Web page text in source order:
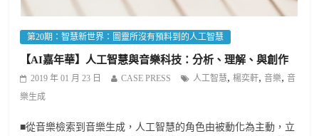
第20期：智慧新世界：圖靈所沒有預料到的人工智慧
【AI嘉年華】人工智慧與音樂科技：分析、理解、與創作
2019 年 01 月 23 日 CASE PRESS 人工智慧,楊奕軒,音樂,音
樂生成
■從音樂檢索到音樂生成，人工智慧的角色由被動化為主動，立